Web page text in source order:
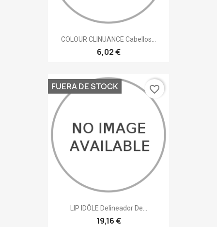
COLOUR CLINUANCE Cabellos...
6,02 €
LIP IDÔLE Delineador De...
19,16 €
FUERA DE STOCK favorite_border